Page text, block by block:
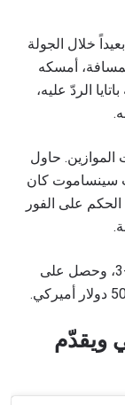
خلال الجولة
أمسكه
الردّ عليه،
الموازين. حاول
سينساموت كان
على الفور
رفع هذا الانتصار سجلّ سينساموت إلى 80-16-3، وحصل على
ويقدّم